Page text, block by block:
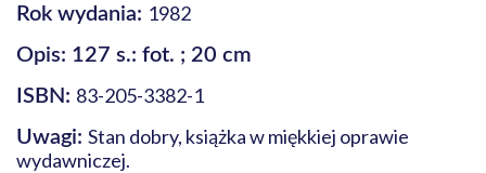
Rok wydania: 1982
Opis: 127 s.: fot. ; 20 cm
ISBN: 83-205-3382-1
Uwagi: Stan dobry, książka w miękkiej oprawie
wydawniczej.